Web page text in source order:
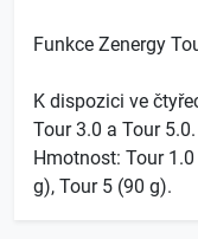
Funkce Zenergy
K dispozici ve
Tour 3.0 a Tour 5.0.
Hmotnost: Tour
g), Tour 5 (90 g).